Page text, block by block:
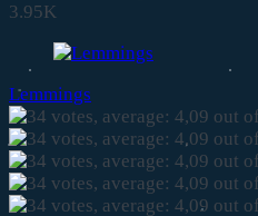
3.95K
Lemmings